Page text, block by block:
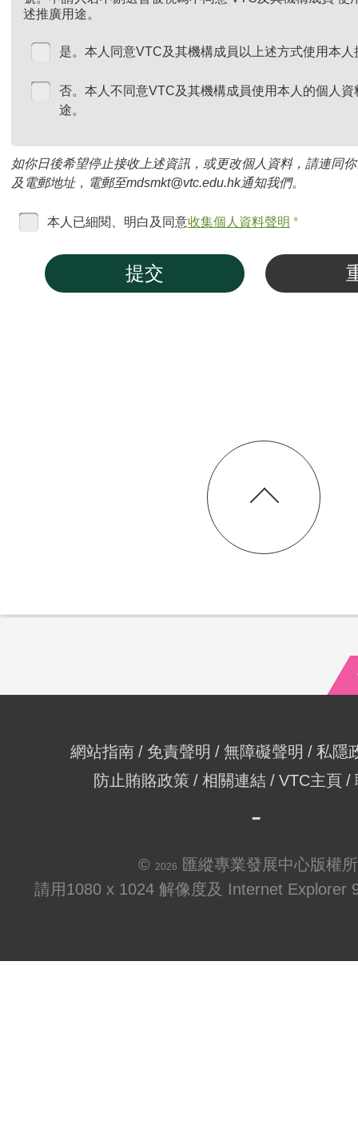
述推廣用途。
是。本人同意VTC及其機構成員以上述方式使用本
否。本人不同意VTC及其機構成員使用本人的個人
途。
如你日後希望停止接收上述資訊，或更改個人資料，請連同
及電郵地址，電郵至mdsmkt@vtc.edu.hk通知我們。
本人已細閱、明白及同意收集個人資料聲明 *
提交
網站指南 免責聲明 無障礙聲明
私隱
防止賄賂政策
相關連結 VTC主頁
© 2026
匯縱專業發展中心版權
請用1080 x 1024 解像度及 Internet Explorer